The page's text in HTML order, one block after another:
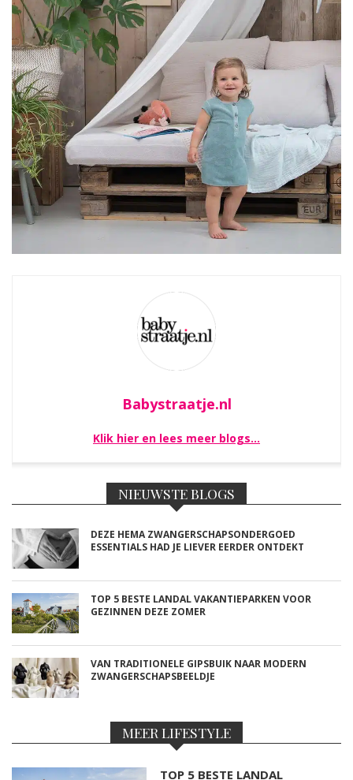
Babystraatje.nl
Klik hier en lees meer blogs…
NIEUWSTE BLOGS
DEZE HEMA ZWANGERSCHAPSONDERGOED
ESSENTIALS HAD JE LIEVER EERDER ONTDEKT
TOP 5 BESTE LANDAL VAKANTIEPARKEN VOOR
GEZINNEN DEZE ZOMER
VAN TRADITIONELE GIPSBUIK NAAR MODERN
ZWANGERSCHAPSBEELDJE
MEER LIFESTYLE
TOP 5 BESTE LANDAL